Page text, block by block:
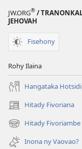
JW.ORG® /
JEHOVAH
Fisehony
Rohy Ilaina
Hangataka
Hitady Fivoriana
(manokatra
rohy) Hitady Fivoriambe
(manokatra
rohy) Inona ny Vaovao?